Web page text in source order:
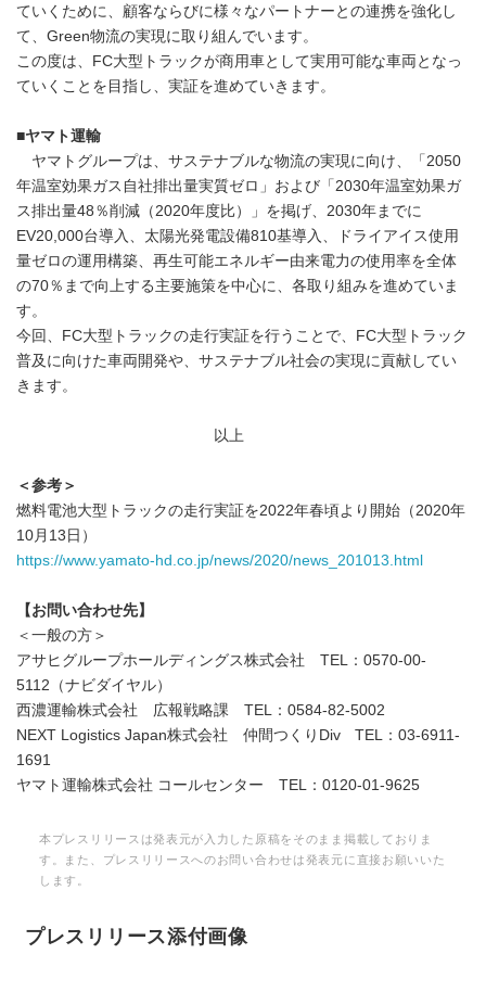
ていくために、顧客ならびに様々なパートナーとの連携を強化し
て、Green物流の実現に取り組んでいます。
この度は、FC大型トラックが商用車として実用可能な車両となっ
ていくことを目指し、実証を進めていきます。
■ヤマト運輸
ヤマトグループは、サステナブルな物流の実現に向け、「2050
年温室効果ガス自社排出量実質ゼロ」および「2030年温室効果ガ
ス排出量48％削減（2020年度比）」を掲げ、2030年までに
EV20,000台導入、太陽光発電設備810基導入、ドライアイス使用
量ゼロの運用構築、再生可能エネルギー由来電力の使用率を全体
の70％まで向上する主要施策を中心に、各取り組みを進めていま
す。
今回、FC大型トラックの走行実証を行うことで、FC大型トラック
普及に向けた車両開発や、サステナブル社会の実現に貢献してい
きます。
以上
＜参考＞
燃料電池大型トラックの走行実証を2022年春頃より開始（2020年
10月13日）
https://www.yamato-hd.co.jp/news/2020/news_201013.html
【お問い合わせ先】
＜一般の方＞
アサヒグループホールディングス株式会社 TEL：0570-00-
5112（ナビダイヤル）
西濃運輸株式会社 広報戦略課 TEL：0584-82-5002
NEXT Logistics Japan株式会社 仲間つくりDiv TEL：03-6911-
1691
ヤマト運輸株式会社 コールセンター TEL：0120-01-9625
本プレスリリースは発表元が入力した原稿をそのまま掲載しておりま
す。また、プレスリリースへのお問い合わせは発表元に直接お願いいた
します。
プレスリリース添付画像